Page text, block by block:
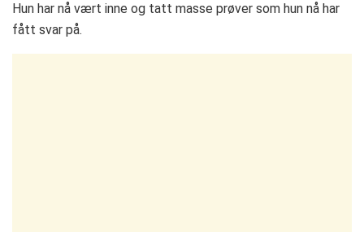
Hun har nå vært inne og tatt masse prøver som hun nå har
fått svar på.